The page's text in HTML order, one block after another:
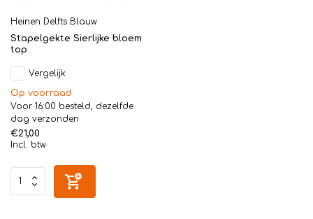
Heinen Delfts Blauw
Stapelgekte Sierlijke bloem
top
Vergelijk
Op voorraad
Voor 16:00 besteld, dezelfde
dag verzonden
€21,00
Incl. btw